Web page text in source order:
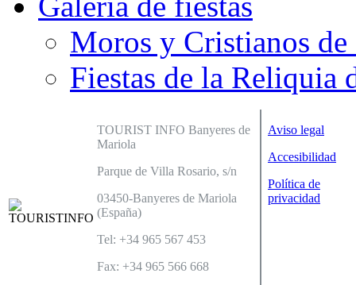
Moros y Cristianos de
Fiestas de la Reliquia
TOURIST INFO Banyeres de
Mariola
Parque de Villa Rosario, s/n
03450-Banyeres de Mariola
(España)
Tel: +34 965 567 453
Fax: +34 965 566 668
Aviso legal
Accesibilidad
Política de
privacidad